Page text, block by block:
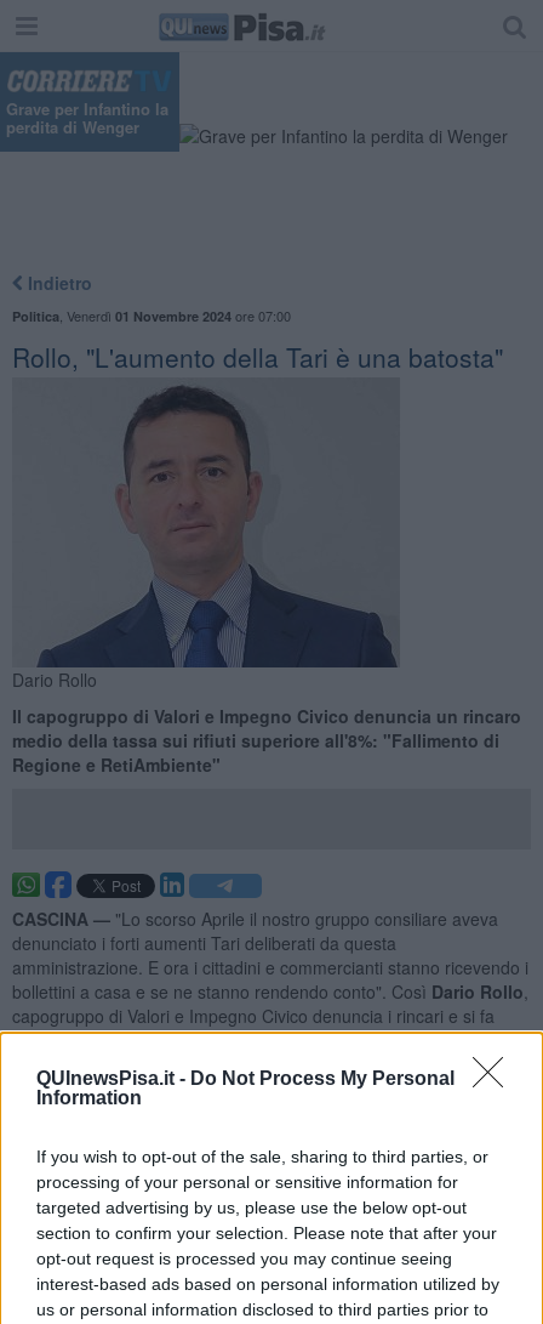
QUInewsPisa.it - Do Not Process My Personal
Information
If you wish to opt-out of the sale, sharing to third parties, or
processing of your personal or sensitive information for
targeted advertising by us, please use the below opt-out
section to confirm your selection. Please note that after your
opt-out request is processed you may continue seeing
interest-based ads based on personal information utilized by
us or personal information disclosed to third parties prior to
Grave per Infantino la
perdita di Wenger
Indietro
Politica Venerdì 01 Novembre 2024ore 07:00
Rollo, "L'aumento della Tari è una batosta"
Dario Rollo
Il capogruppo di Valori e Impegno Civico denuncia un rincaro
medio della tassa sui rifiuti superiore all'8%: "Fallimento di
Regione e RetiAmbiente"
CASCINA — "Lo scorso Aprile il nostro gruppo consiliare aveva
denunciato i forti aumenti Tari deliberati da questa
amministrazione. E ora i cittadini e commercianti stanno ricevendo i
bollettini a casa e se ne stanno rendendo conto". Così Dario Rollo
capogruppo di Valori e Impegno Civico denuncia i rincari e si fa
portavoce delle proteste dei cascinesi.
"Per le famiglie - ha spiegato -l'aumento medio è superiore
all'8%rispetto all’anno scorso.
familiare.Per esempio: una famiglia di tre persone in un
appartamento di 80 metri quadrati paga 387,42 euro rispetto ai
362,06 euro del 2023, mentre pagava appena 258,81 euro nel
2020.Situazione ancora più grave per le famiglie con più
persone, ma anche le utenze non domestiche hanno subito
aumenti medi del 3,5%".